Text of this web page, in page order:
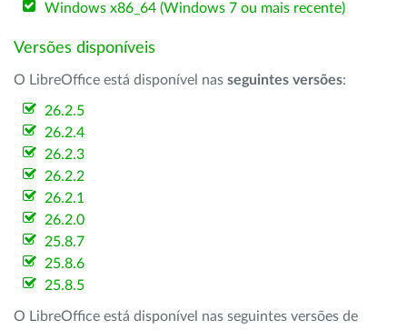
Windows x86_64 (Windows 7 ou mais recente)
Versões disponíveis
O LibreOffice está disponível nas seguintes versões:
26.2.5
26.2.4
26.2.3
26.2.2
26.2.1
26.2.0
25.8.7
25.8.6
25.8.5
O LibreOffice está disponível nas seguintes versões de